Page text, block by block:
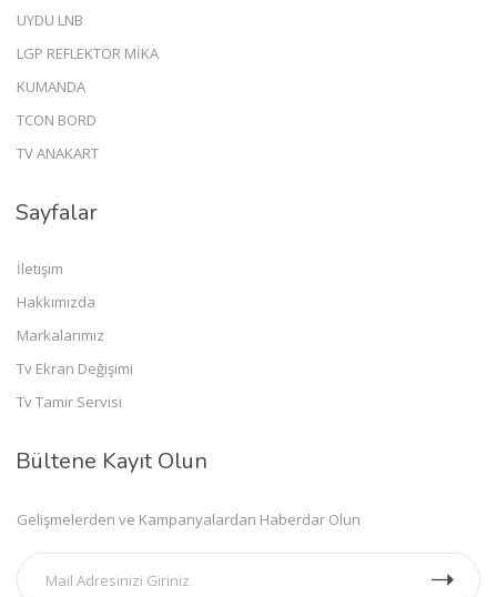
UYDU LNB
LGP REFLEKTÖR MİKA
KUMANDA
TCON BORD
TV ANAKART
Sayfalar
İletişim
Hakkımızda
Markalarımız
Tv Ekran Değişimi
Tv Tamir Servisi
Bültene Kayıt Olun
Gelişmelerden ve Kampanyalardan Haberdar Olun